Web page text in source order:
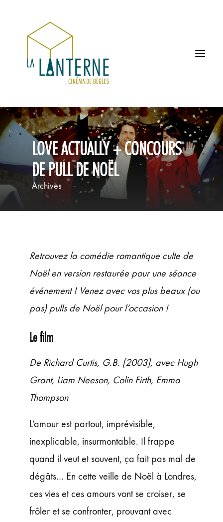
ACCUEIL
LES HORAIRES
À L’AFFICHE
PROCHAINEMENT
PRATIQUE
LOVE ACTUALLY + CONCOURS
DE PULL DE NOËL
Archives
Retrouvez la comédie romantique culte de
Noël en version restaurée pour une séance
événement ! Venez avec vos plus beaux (ou
pas) pulls de Noël pour l’occasion !
Le film
De Richard Curtis, G.B. [2003], avec Hugh
Grant, Liam Neeson, Colin Firth, Emma
Thompson
L’amour est partout, imprévisible,
inexplicable, insurmontable. Il frappe
quand il veut et souvent, ça fait pas mal de
dégâts… En cette veille de Noël à Londres,
ces vies et ces amours vont se croiser, se
frôler et se confronter, prouvant avec